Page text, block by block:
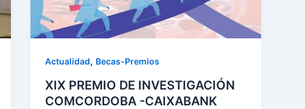
Actualidad, Becas-Premios
XIX PREMIO DE INVESTIGACIÓN
COMCORDOBA -CAIXABANK